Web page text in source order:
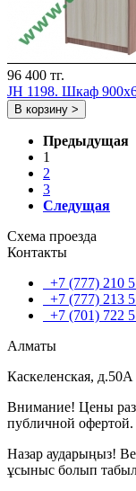
96 400 тг.
JH 1198. Шкаф
В корзину >
Предыдущая
1
2
3
Следущая
Схема проезда
Контакты
+7 (777) 210
+7 (777) 213
+7 (701) 722
Алматы
Каскеленская, д.50А
Внимание! Цены
публичной офертой.
Назар аударыңыз!
ұсыныс болып